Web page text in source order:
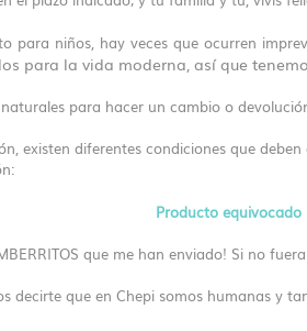
para niños, hay veces que ocurren
para la vida moderna, así que
naturales para hacer un cambio o
existen diferentes condiciones que deben
Producto equivocado
que me han enviado! Si no
decirte que en Chepi somos humanas y